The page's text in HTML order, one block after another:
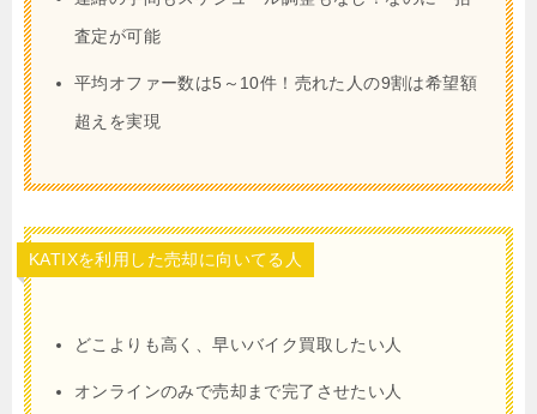
査定が可能
平均オファー数は5～10件！売れた人の9割は希望額
超えを実現
KATIXを利用した売却に向いてる人
どこよりも高く、早いバイク買取したい人
オンラインのみで売却まで完了させたい人